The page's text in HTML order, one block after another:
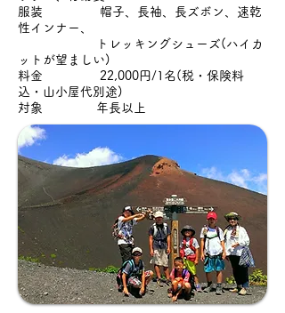
服装 帽子、長袖、長ズボン、速乾
性インナー、
トレッキングシューズ(ハイカ
ットが望ましい)
料金 22,000円/1名(税・保険料
込・山小屋代別途)
対象 年長以上